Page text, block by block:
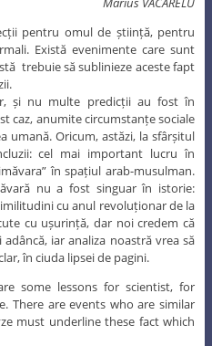
pentru omul de știință, pentru
Există evenimente care sunt
trebuie să sublinieze aceste fapt
și nu multe predicții au fost în
caz, anumite circumstanțe sociale
umană. Oricum, astăzi, la sfârșitul
cel mai important lucru în
în spațiul arab-musulman.
nu a fost singuar în istorie:
cu anul revoluționar de la
cu ușurință, dar noi credem că
iar analiza noastră vrea să
în ciuda lipsei de pagini.
some lessons for scientist, for
There are events who are similar
must underline these fact which